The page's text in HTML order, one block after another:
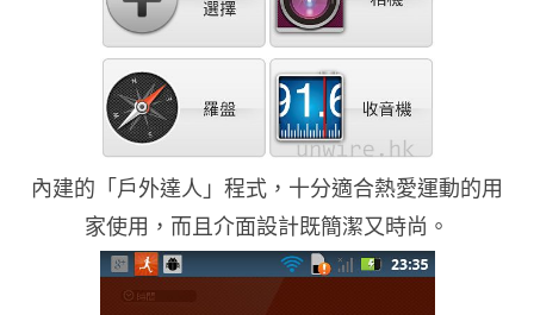
內建的「戶外達人」程式，十分適合熱愛運動的用
家使用，而且介面設計既簡潔又時尚。